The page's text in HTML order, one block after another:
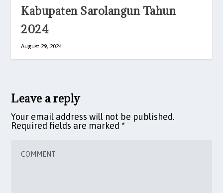
Kabupaten Sarolangun Tahun
2024
August 29, 2024
Leave a reply
Your email address will not be published.
Required fields are marked *